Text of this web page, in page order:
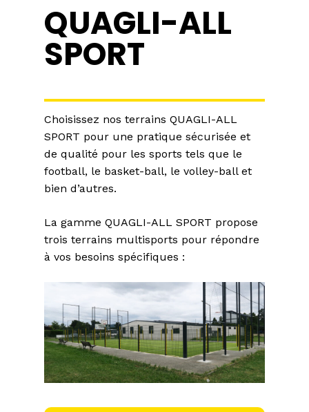
QUAGLI-ALL
SPORT
Choisissez nos terrains QUAGLI-ALL
SPORT pour une pratique sécurisée et
de qualité pour les sports tels que le
football, le basket-ball, le volley-ball et
bien d’autres.
La gamme QUAGLI-ALL SPORT propose
trois terrains multisports pour répondre
à vos besoins spécifiques :